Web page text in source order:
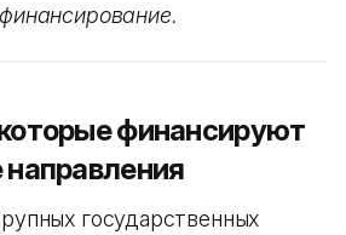
финансируют
государственных